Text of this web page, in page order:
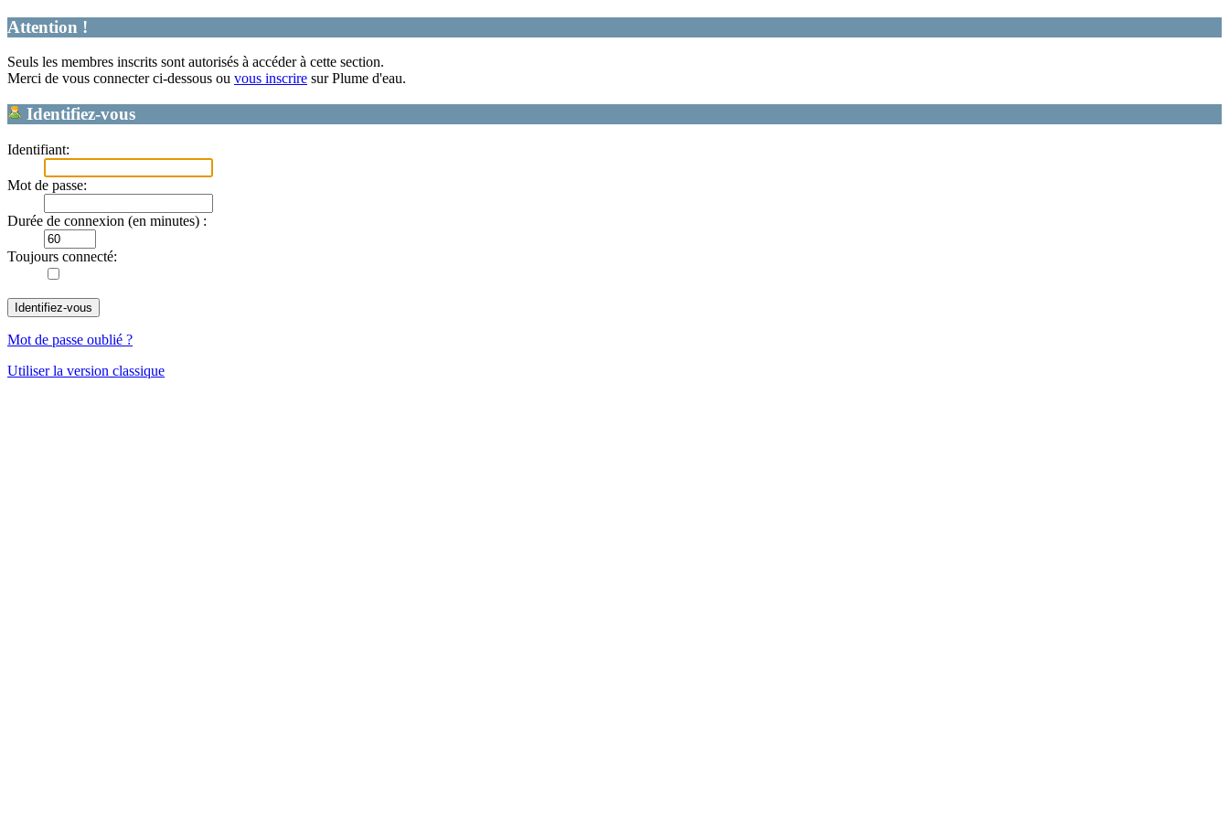
Attention !
Seuls les membres inscrits sont autorisés à accéder à cette section.
Merci de vous connecter ci-dessous ou vous inscrire sur Plume d'eau.
Identifiez-vous
Identifiant:
Mot de passe:
Durée de connexion (en minutes) :
Toujours connecté:
Mot de passe oublié ?
Utiliser la version classique